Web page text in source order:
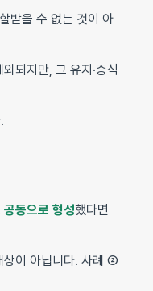
받을 수 없는 것이 아
되지만, 그 유지·증식
동으로 형성했다면
상이 아닙니다. 사례 ②